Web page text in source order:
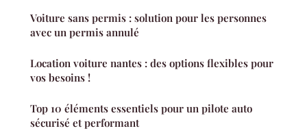
Voiture sans permis : solution pour les personnes
avec un permis annulé
Location voiture nantes : des options flexibles pour
vos besoins !
Top 10 éléments essentiels pour un pilote auto
sécurisé et performant